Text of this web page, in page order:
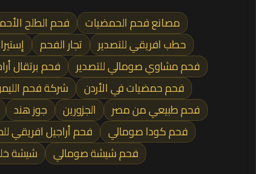
مصانع فحم الحمضيات فحم الطلح
حطب افريقي للتصدير
تجار الفحم
فحم مشاوي صومالي للتصدير
فحم برتقال
فحم حمضيات في الأردن
شركة فحم
فحم طبيعي من مصر
الجزورين جوز هند
فحم كودا صومالي
فحم أراجيل افريقي
فحم شيشة صومالي
شيشة